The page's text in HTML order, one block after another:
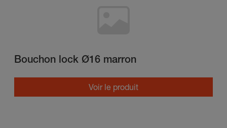
Bouchon lock Ø16 marron
Voir le produit